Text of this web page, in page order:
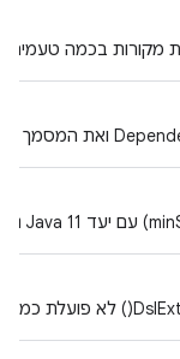
מקורות בכמה טעמים